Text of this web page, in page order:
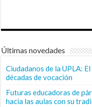
Últimas novedades
Ciudadanos de la UPLA:
décadas de vocación
Futuras educadoras de
hacia las aulas con su